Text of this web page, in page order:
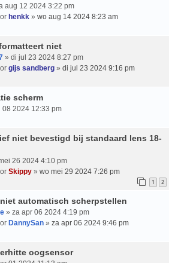
aug 12 2024 3:22 pm
henkk » wo aug 14 2024 8:23 am
niet
» di jul 23 2024 8:27 pm
gijs sandberg » di jul 23 2024 9:16 pm
scherm
08 2024 12:33 pm
niet bevestigd bij standaard lens 18-
26 2024 4:10 pm
Skippy » wo mei 29 2024 7:26 pm
1 2
automatisch scherpstellen
» za apr 06 2024 4:19 pm
DannySan » za apr 06 2024 9:46 pm
oogsensor